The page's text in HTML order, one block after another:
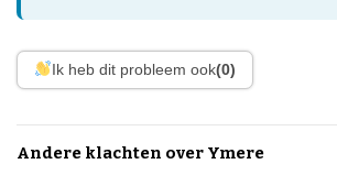
Ik heb dit probleem ook(0)
Andere klachten over Ymere